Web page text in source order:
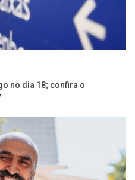
no dia 18; confira o